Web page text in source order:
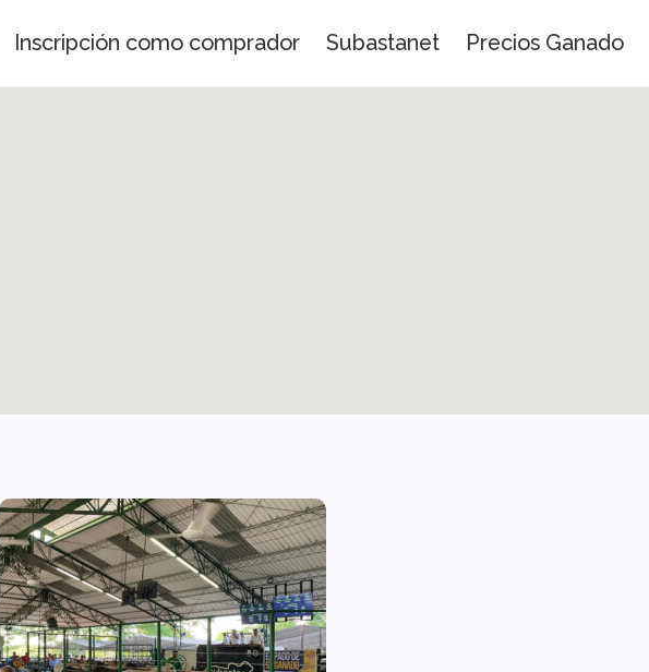
Inscripción como comprador Subastanet Precios Ganado